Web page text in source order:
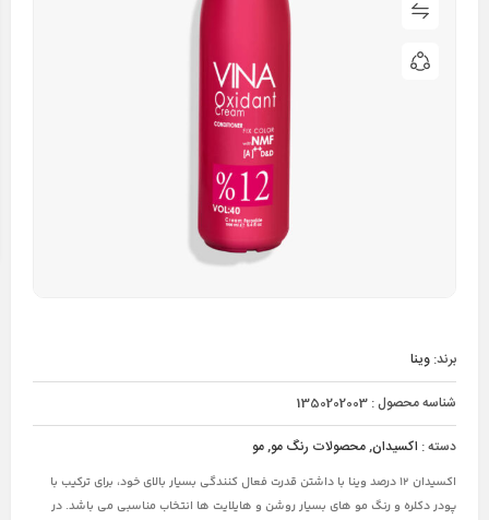
برند: وینا
شناسه محصول : 1350202003
دسته : اکسیدان,محصولات رنگ مو,مو
اکسیدان 12 درصد وینا با داشتن قدرت فعال کنندگی بسیار بالای خود، برای ترکیب با
پودر دکلره و رنگ مو های بسیار روشن و هایلایت ها انتخاب مناسبی می باشد. در